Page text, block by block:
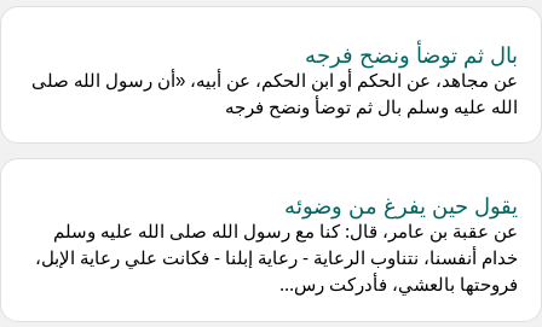
بال ثم توضأ ونضح فرجه
عن مجاهد، عن الحكم أو ابن الحكم، عن أبيه، «أن رسول الله صلى
الله عليه وسلم بال ثم توضأ ونضح فرجه
يقول حين يفرغ من وضوئه
عن عقبة بن عامر، قال: كنا مع رسول الله صلى الله عليه وسلم
خدام أنفسنا، نتناوب الرعاية - رعاية إبلنا - فكانت علي رعاية الإبل،
فروحتها بالعشي، فأدركت رس...